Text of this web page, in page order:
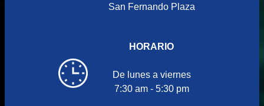
San Fernando Plaza
HORARIO
De lunes a viernes
7:30 am - 5:30 pm